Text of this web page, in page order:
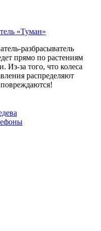
«Туман»
разбрасыватель
прямо по растениям
Из-за того, что колеса
распределяют